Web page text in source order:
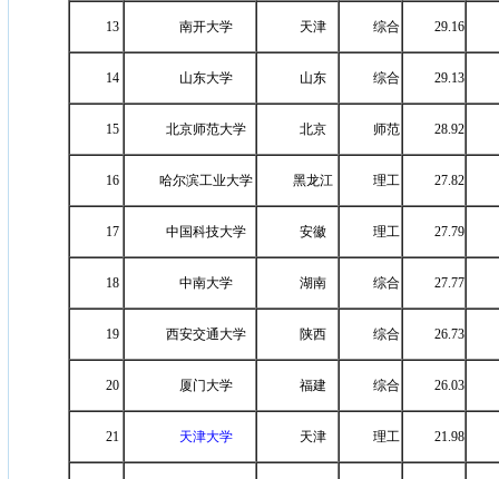
13 南开大学 天津 综合 29.16
14 山东大学 山东 综合 29.13
15 北京师范大学 北京 师范 28.92
16 哈尔滨工业大学 黑龙江 理工 27.82
17 中国科技大学 安徽 理工 27.79
18 中南大学 湖南 综合 27.77
19 西安交通大学 陕西 综合 26.73
20 厦门大学 福建 综合 26.03
21 天津大学 天津 理工 21.98